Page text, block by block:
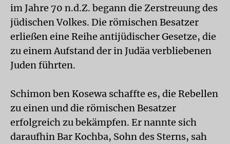
im Jahre 70 n.d.Z. begann die Zerstreuung des
jüdischen Volkes. Die römischen Besatzer
erließen eine Reihe antijüdischer Gesetze, die
zu einem Aufstand der in Judäa verbliebenen
Juden führten.
Schimon ben Kosewa schaffte es, die Rebellen
zu einen und die römischen Besatzer
erfolgreich zu bekämpfen. Er nannte sich
daraufhin Bar Kochba, Sohn des Sterns, sah